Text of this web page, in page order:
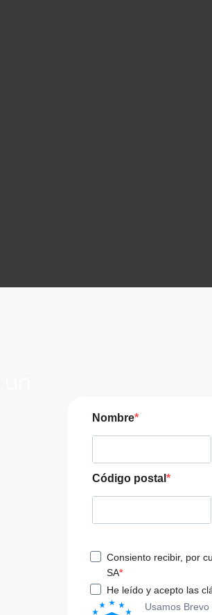
Nombre
Código postal
Consiento recibir, por
SA
He leído y acepto las
Usamos